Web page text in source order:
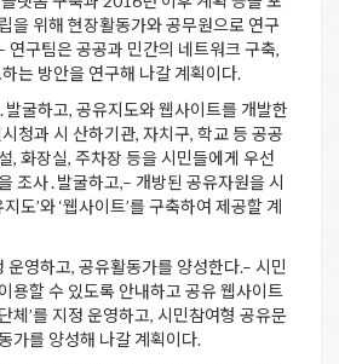
을 위해 현장활동가와 공무원으로 연구
연구팀은 공공과 민간의 네트워크 구축,
는 방안을 연구해 나갈 계획이다.
굴하고, 공유지도와 웹사이트를 개발한
청과 시 산하기관, 자치구, 학교 등 공공
, 화장실, 주차장 등을 시민들에게 우선
조사․발굴하고,– 개방된 공유자원을 시
도’와 ‘웹사이트’를 구축하여 제공할 계
운영하고, 공유활동가를 양성한다.– 시민
용할 수 있도록 안내하고 공유 웹사이트
체’를 지정 운영하고, 시민참여형 공유문
가를 양성해 나갈 계획이다.